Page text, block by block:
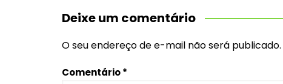
Deixe um comentário
O seu endereço de e-mail não será publicado.
Comentário*